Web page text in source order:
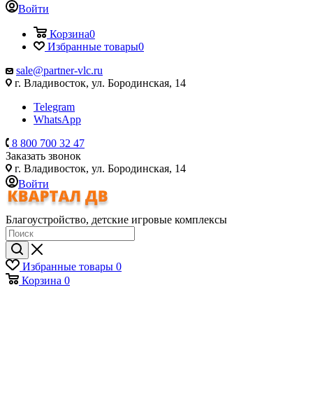
Войти
Корзина0
Избранные товары0
sale@partner-vlc.ru
г. Владивосток, ул. Бородинская, 14
Telegram
WhatsApp
8 800 700 32 47
Заказать звонок
г. Владивосток, ул. Бородинская, 14
Войти
Благоустройство, детские игровые комплексы
Избранные товары 0
Корзина 0